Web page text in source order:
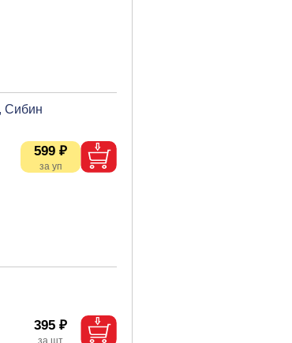
Сибин
599 ₽
395 ₽